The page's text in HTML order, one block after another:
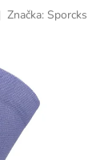
Značka: Sporcks